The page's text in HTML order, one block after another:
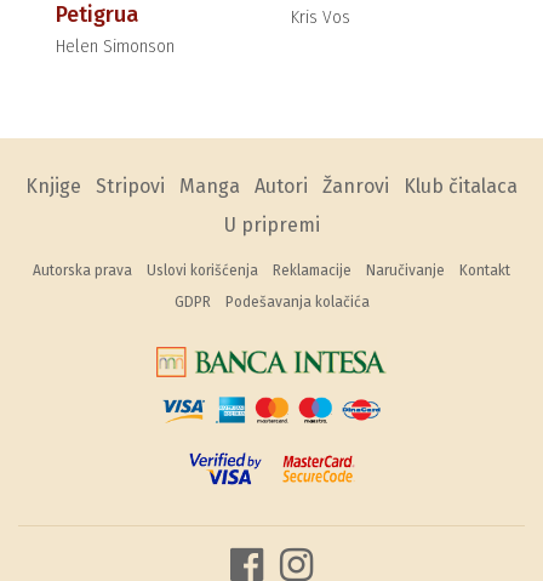
Petigrua
Helen Simonson
Kris Vos
Knjige Stripovi Manga Autori Žanrovi
Klub čitalaca
U pripremi
Autorska prava Uslovi korišćenja Reklamacije Naručivanje
Kontakt
GDPR
Podešavanja kolačića